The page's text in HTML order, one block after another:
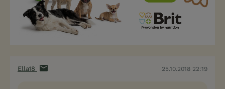
Ella18 25.10.2018 22:19